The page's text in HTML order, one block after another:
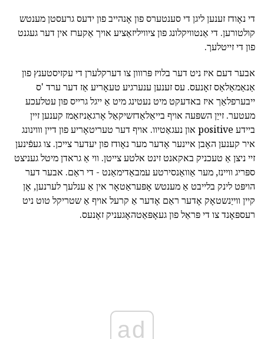
די נאָודז זענען ליגן די סענטערס פון אָנהייב פון ידעס גרעסטן מענטש
קולטורען. די אַנטוויקלונג פון ציוויליזאַציע אויך אַקערז אין דער געגנט
פון די זייטלעך.
אבער דעם איז ניט דער בלויז פּרווון צו דערקלערן די עקזיסטענץ פון
אַנאַמאַלאַס זאָנעס. עס זענען ענערגיע טעאָריע אַז דער ערד 'ס
ייבערפלאַך איז באדעקט מיט נעטינג מיט אַ ייגל גרייס פון עטלעכע
מעטער. זייַן השפּעה אויף בייאַלאַדזשיקאַל אָרגאַניזאַמז קענען זיין
ביידע positive און נעגאַטיוו. אויף דער טעריטאָריע פון דיין וווינונג
איר קענען האָבן איינער אָדער מער נאָודז פון יעדער צייכן. צו געפֿינען
זיי ניצן אַ טעכניק באקאנט זינט אלטע צייטן. ווי אַ גראדן מיטל געניצט
ספּריג וויינז, מער אַוואַנסירטע עמבאַדימאַנט - די ראַם. אבער דער
הויפּט לינק בלייבט אַ מענטש אָפּעראַטאָר אין אַ ענלעך לערנען, אָן
קיין ווייַנשטאָק אָדער ראַם אָדער אַ קרעל אויף אַ שטריקל טוט ניט
רעספּאָנד צו די פּראַל פון געאָפּאַטהאָגעניק זאָנעס.
ad